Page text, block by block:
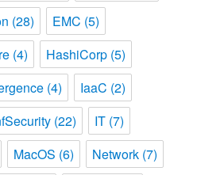
(28) EMC (5)
(4) HashiCorp (5)
(4) IaaC (2)
(22) IT (7)
MacOS (6) Network (7)